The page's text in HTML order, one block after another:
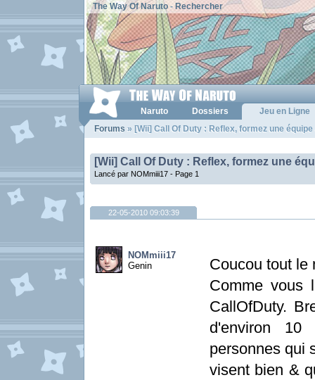
The Way Of Naruto- Rechercher
Naruto Dossiers
Jeu en Ligne
Forums » [Wii] Call Of Duty : Reflex, formez une
[Wii] Call Of Duty : Reflex, formez une
Lancé par NOMmiii17 - Page 1
22-05-2010 09:03:39
NOMmiii17
Genin
Coucou tout le
Comme vous
CallOfDuty.
d'environ 10
personnes qui
visent bien &